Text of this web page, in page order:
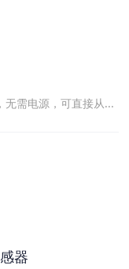
无需电源，可直接从...
器